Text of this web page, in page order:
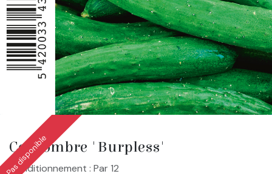
Concombre 'Burpless'
Pas disponible
Conditionnement : Par 12